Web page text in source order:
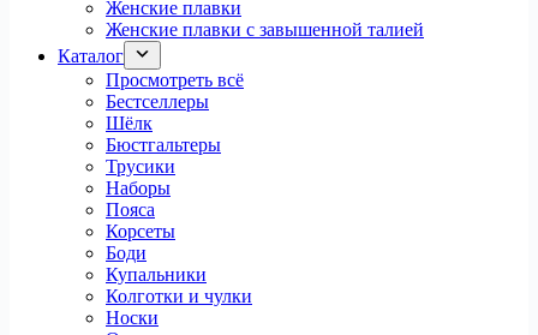
Женские плавки
Женские плавки с завышенной талией
Каталог
Просмотреть всё
Бестселлеры
Шёлк
Бюстгальтеры
Трусики
Наборы
Пояса
Корсеты
Боди
Купальники
Колготки и чулки
Носки